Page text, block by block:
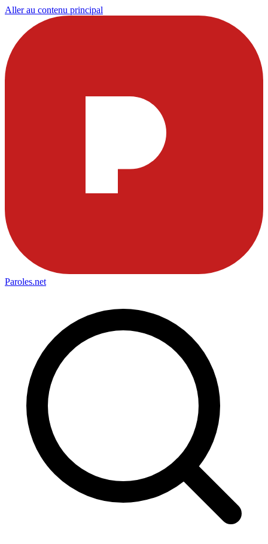
Aller au contenu principal
Paroles.net